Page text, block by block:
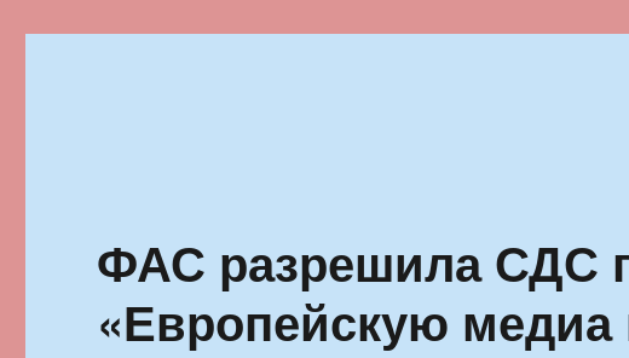
ФАС разрешила СДС
«Европейскую медиа